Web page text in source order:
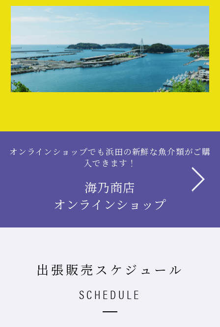
オンラインショップでも浜田の新鮮な魚介類がご購
入できます！
海乃商店
オンラインショップ
出張販売スケジュール
SCHEDULE